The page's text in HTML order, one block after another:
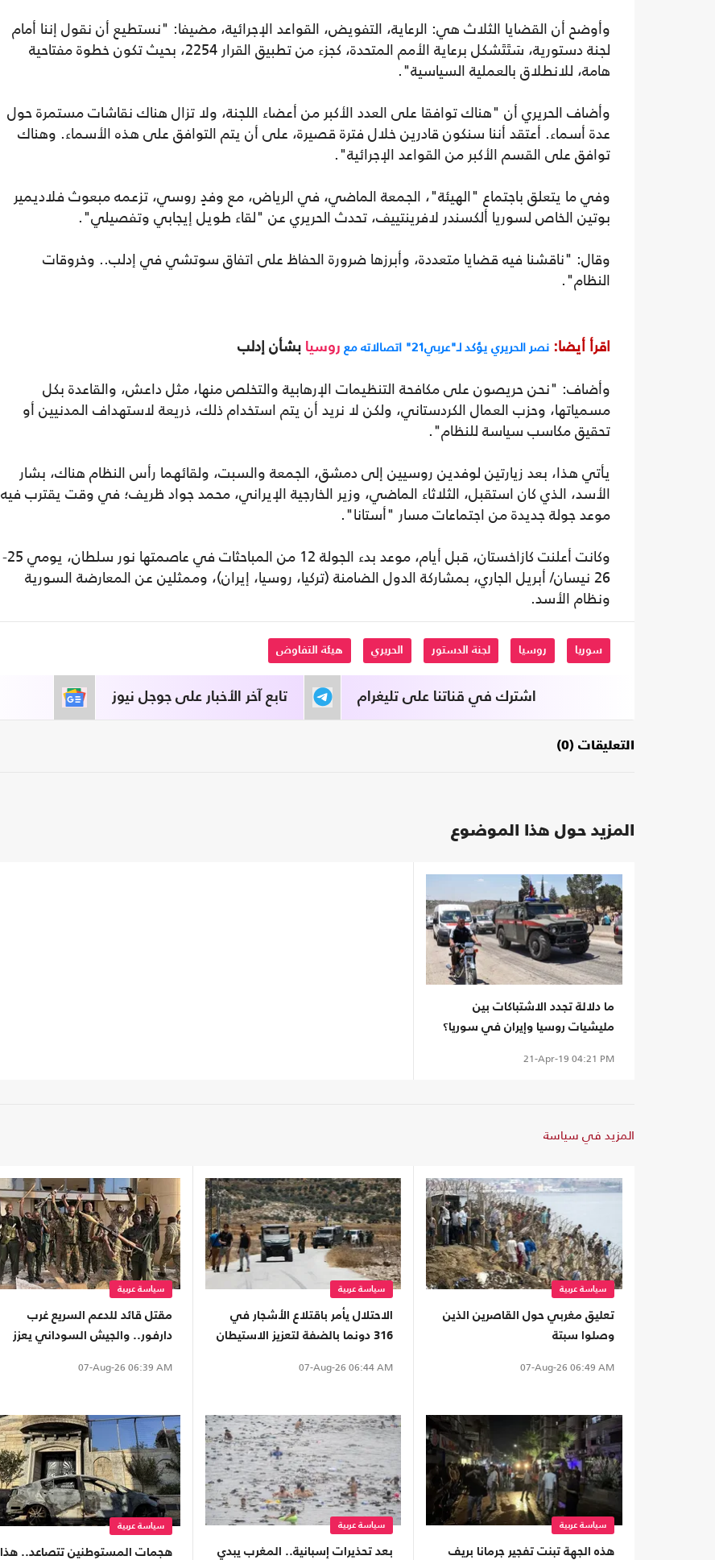
وأوضح أن القضايا الثلاث هي: الرعاية، التفويض، القواعد الإجرائية، مضيفا: "نستطيع أن نقول إننا أمام
لجنة دستورية، سَتَتَشكل برعاية الأمم المتحدة، كجزء من تطبيق القرار 2254، بحيث تكون خطوة مفتاحية
هامة، للانطلاق بالعملية السياسية".
وأضاف الحريري أن "هناك توافقا على العدد الأكبر من أعضاء اللجنة، ولا تزال هناك نقاشات مستمرة حول
عدة أسماء. أعتقد أننا سنكون قادرين خلال فترة قصيرة، على أن يتم التوافق على هذه الأسماء. وهناك
توافق على القسم الأكبر من القواعد الإجرائية".
وفي ما يتعلق باجتماع "الهيئة"، الجمعة الماضي، في الرياض، مع وفدٍ روسي، تزعمه مبعوث فلاديمير
بوتين الخاص لسوريا ألكسندر لافرينتييف، تحدث الحريري عن "لقاء طويل إيجابي وتفصيلي".
وقال: "ناقشنا فيه قضايا متعددة، وأبرزها ضرورة الحفاظ على اتفاق سوتشي في إدلب.. وخروقات
النظام".
اقرأ أيضا: نصر الحريري يؤكد لـ"عربي21" اتصالاته مع روسيا بشأن إدلب
وأضاف: "نحن حريصون على مكافحة التنظيمات الإرهابية والتخلص منها، مثل داعش، والقاعدة بكل
مسمياتها، وحزب العمال الكردستاني، ولكن لا نريد أن يتم استخدام ذلك، ذريعة لاستهداف المدنيين أو
تحقيق مكاسب سياسة للنظام".
يأتي هذا، بعد زيارتين لوفدين روسيين إلى دمشق، الجمعة والسبت، ولقائهما رأس النظام هناك، بشار
الأسد، الذي كان استقبل، الثلاثاء الماضي، وزير الخارجية الإيراني، محمد جواد ظريف؛ في وقت يقترب فيه
موعد جولة جديدة من اجتماعات مسار "أستانا".
وكانت أعلنت كازاخستان، قبل أيام، موعد بدء الجولة 12 من المباحثات في عاصمتها نور سلطان، يومي 25-
26 نيسان/ أبريل الجاري، بمشاركة الدول الضامنة (تركيا، روسيا، إيران)، وممثلين عن المعارضة السورية
ونظام الأسد.
سوريا روسيا لجنة الدستور الحريري هيئة التفاوض
تابع آخر الأخبار على جوجل نيوز اشترك في قناتنا على تليغرام
التعليقات (0)
المزيد حول هذا الموضوع
ما دلالة تجدد الاشتباكات بين
مليشيات روسيا وإيران في سوريا؟
21-Apr-19 04:21 PM
المزيد في سياسة
سياسة عربية
تعليق مغربي حول القاصرين الذين
وصلوا سبتة
07-Aug-26 06:49 AM
سياسة عربية
الاحتلال يأمر باقتلاع الأشجار في
316 دونما بالضفة لتعزيز الاستيطان
07-Aug-26 06:44 AM
سياسة عربية
مقتل قائد للدعم السريع غرب
دارفور.. والجيش السوداني يعزز
07-Aug-26 06:39 AM
سياسة عربية
هذه الجهة تبنت تفجير جرمانا بريف
سياسة عربية
بعد تحذيرات إسبانية.. المغرب يبدي
سياسة عربية
هجمات المستوطنين تتصاعد.. هذا